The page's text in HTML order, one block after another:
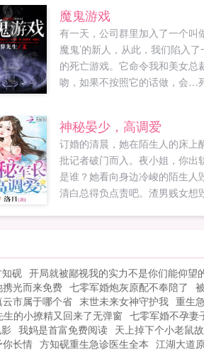
魔鬼游戏
有一天，公司群里加入了一个叫
魔鬼’的新人，从此，我们陷入了
的死亡游戏。它命令我和美女总
吻，如果不按照它的话做，会…
给朋友...
神秘晏少，高调爱
订婚的清晨，她在陌生人的床上
批记者破门而入。夜小姐，你出
是谁？她看向身边冷峻的陌生人
清白总得负点责吧。渣男贱女想
民都盼着他们什么时候离婚。只
心里苦，隔三岔五捧着被子喊门
虐。...
砚 开局就被鄙视我的实力不是你们能仰望
携光而来免费 七零军婚炮灰原配不奉陪了
云市属于哪个省 末世未来女神守护我 重生
生的小撩精又回来了无弹窗 七零军婚不孕妻
我妈是首富免费阅读 天上掉下个小老鼠
你长情 方知砚重生急诊医生全本 江湖大道